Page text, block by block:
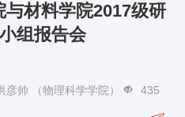
与材料学院2017级研
组报告会
帅 （物理科学学院） 435